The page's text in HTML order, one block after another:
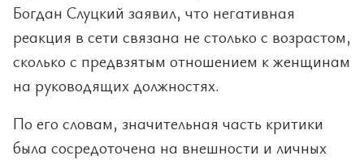
Богдан Слуцкий заявил, что негативная
реакция в сети связана не столько с возрастом,
сколько с предвзятым отношением к женщинам
на руководящих должностях.
По его словам, значительная часть критики
была сосредоточена на внешности и личных